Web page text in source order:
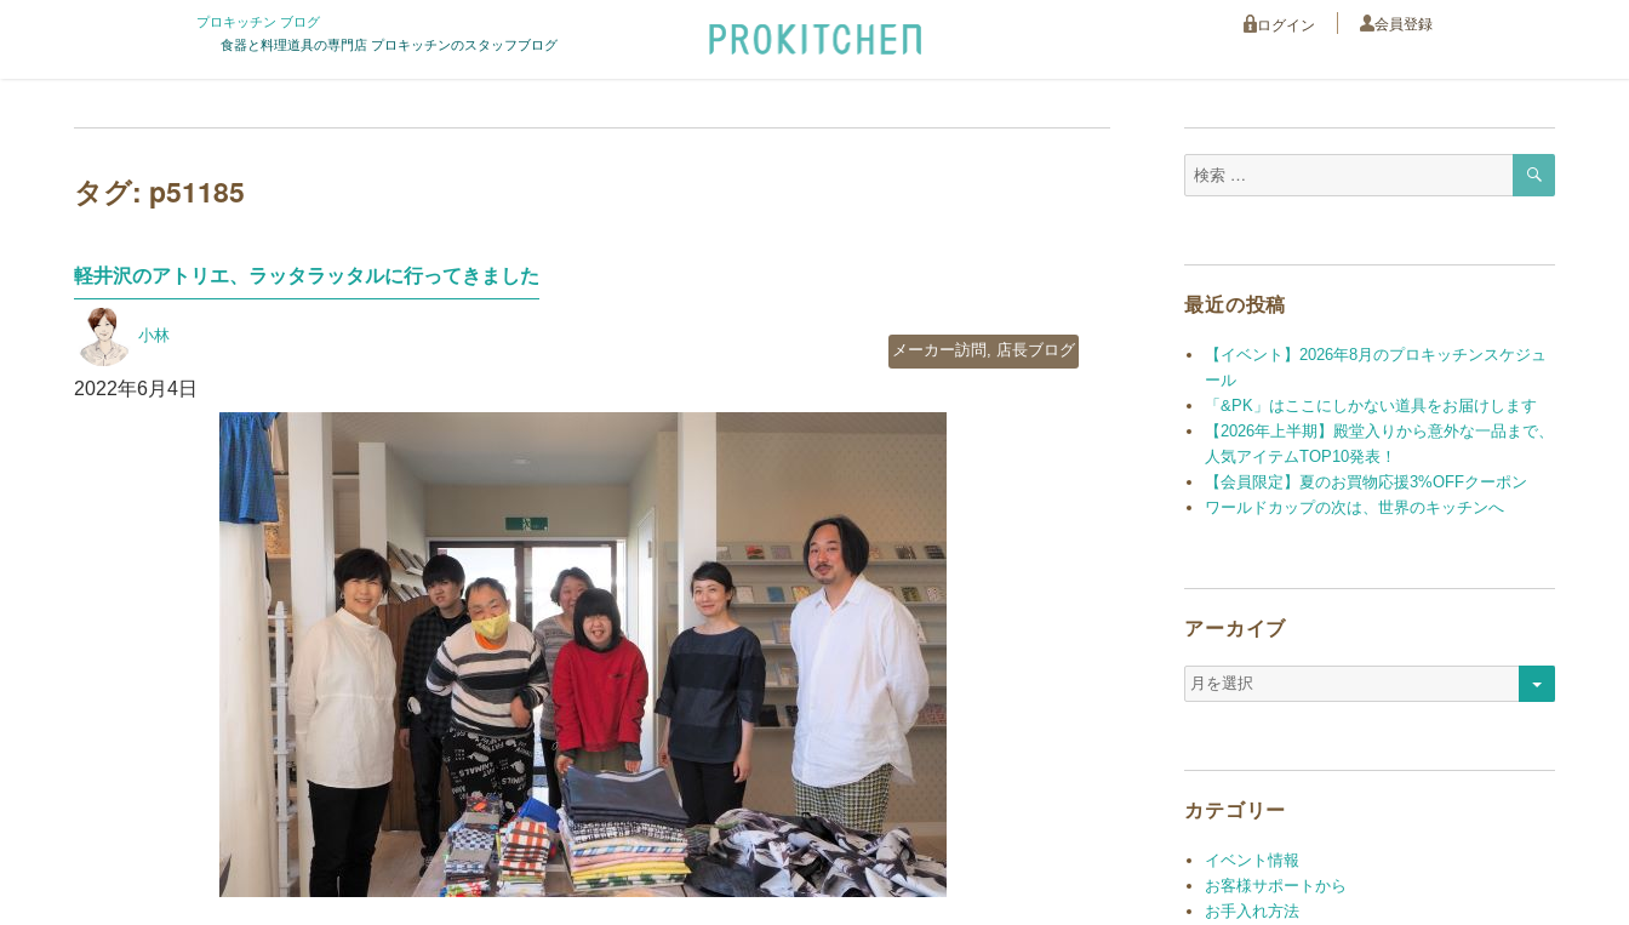
プロキッチン ブログ
食器と料理道具の専門店 プロキッチンのスタッフブログ
ログイン 会員登録
タグ: p51185
軽井沢のアトリエ、ラッタラッタルに行ってきました
稿
小林
投
2022年6月4日
カ
テ
メーカー訪問 店長ブログ
検
検
最近の投稿
【イベント】2026年8月のプロキッチンスケジュ
ール
「&PK」はここにしかない道具をお届けします
【2026年上半期】殿堂入りから意外な一品まで、
人気アイテムTOP10発表！
【会員限定】夏のお買物応援3%OFFクーポン
ワールドカップの次は、世界のキッチンへ
アーカイブ
ア
ー
カテゴリー
イベント情報
お客様サポートから
お手入れ方法